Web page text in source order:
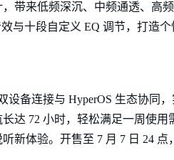
带来低频深沉、中频通透、高
与十段自定义 EQ 调节，打造个
设备连接与 HyperOS 生态协同
达 72 小时，轻松满足一周使
新体验。开售至 7 月 7 日 24 点